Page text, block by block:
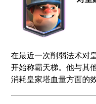
在最近一次削弱法术对
开始称霸天梯。他与其
消耗皇家塔血量方面的